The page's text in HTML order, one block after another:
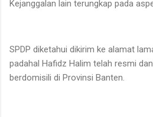
Kejanggalan lain terungkap pada
SPDP diketahui dikirim ke alamat
padahal Hafidz Halim telah resmi
berdomisili di Provinsi Banten.